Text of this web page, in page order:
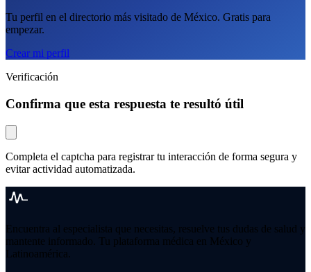
Tu perfil en el directorio más visitado de México. Gratis para
empezar.
Crear mi perfil
Verificación
Confirma que esta respuesta te resultó útil
Completa el captcha para registrar tu interacción de forma segura y
evitar actividad automatizada.
Encuentra al especialista que necesitas, resuelve tus dudas de salud y
mantente informado. Tu plataforma médica en México y
Latinoamérica.